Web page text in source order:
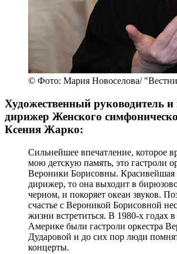
© Фото: Мария Новоселова/
Художественный руководитель
дирижер Женского
Ксения Жарко:
Сильнейшее впечатление, которое
мою детскую память, это гастроли
Вероники Борисовны.
дирижер, то она выходит в
черном, и покоряет океан звуков.
счастье с Вероникой Борисовной
жизни встретиться. В 1980-х годах
Америке были гастроли оркестра
Дударовой и до сих пор люди
концерты.